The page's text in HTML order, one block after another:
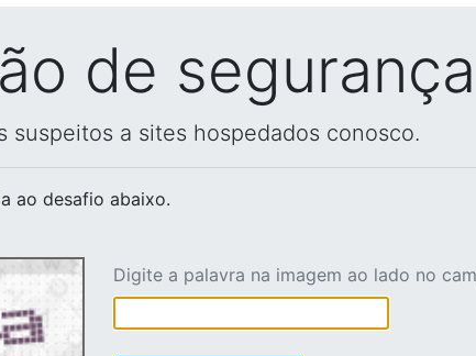
de segurança
suspeitos a sites hospedados conosco.
ao desafio abaixo.
Digite a palavra na imagem ao lado no